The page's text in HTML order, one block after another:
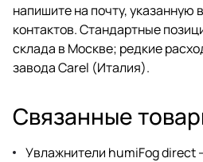
напишите на почту, указанную в
контактов. Стандартные
склада в Москве; редкие
завода Carel (Италия).
Связанные
Увлажнители humiFog direct